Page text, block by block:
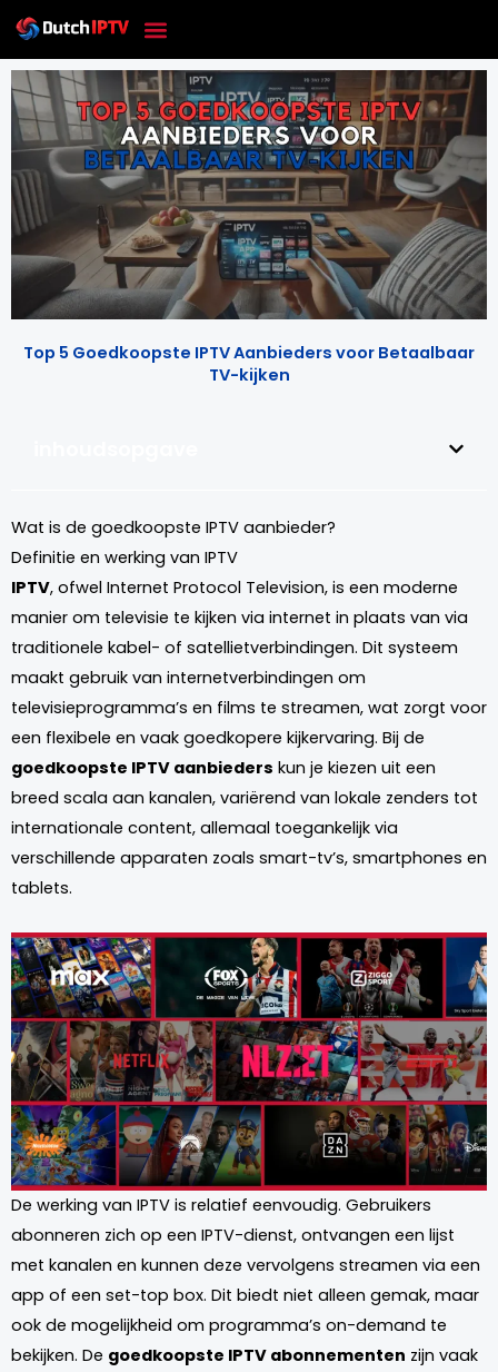
Skip
content
Top 5 Goedkoopste IPTV Aanbieders voor Betaalbaar
TV-kijken
Wat is de goedkoopste IPTV aanbieder?
Definitie en werking van IPTV
IPTV, ofwel Internet Protocol Television, is een moderne
manier om televisie te kijken via internet in plaats van via
traditionele kabel- of satellietverbindingen. Dit systeem
maakt gebruik van internetverbindingen om
televisieprogramma’s en films te streamen, wat zorgt voor
een flexibele en vaak goedkopere kijkervaring. Bij de
goedkoopste IPTV aanbieders kun je kiezen uit een
breed scala aan kanalen, variërend van lokale zenders tot
internationale content, allemaal toegankelijk via
verschillende apparaten zoals smart-tv’s, smartphones en
tablets.
De werking van IPTV is relatief eenvoudig. Gebruikers
abonneren zich op een IPTV-dienst, ontvangen een lijst
met kanalen en kunnen deze vervolgens streamen via een
app of een set-top box. Dit biedt niet alleen gemak, maar
ook de mogelijkheid om programma’s on-demand te
bekijken. De goedkoopste IPTV abonnementen zijn vaak